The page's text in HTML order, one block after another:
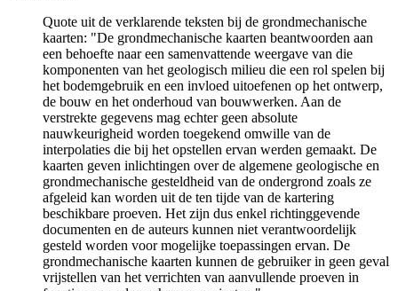
Quote uit de verklarende teksten bij de grondmechanische
kaarten: "De grondmechanische kaarten beantwoorden aan
een behoefte naar een samenvattende weergave van die
komponenten van het geologisch milieu die een rol spelen bij
het bodemgebruik en een invloed uitoefenen op het ontwerp,
de bouw en het onderhoud van bouwwerken. Aan de
verstrekte gegevens mag echter geen absolute
nauwkeurigheid worden toegekend omwille van de
interpolaties die bij het opstellen ervan werden gemaakt. De
kaarten geven inlichtingen over de algemene geologische en
grondmechanische gesteldheid van de ondergrond zoals ze
afgeleid kan worden uit de ten tijde van de kartering
beschikbare proeven. Het zijn dus enkel richtinggevende
documenten en de auteurs kunnen niet verantwoordelijk
gesteld worden voor mogelijke toepassingen ervan. De
grondmechanische kaarten kunnen de gebruiker in geen geval
vrijstellen van het verrichten van aanvullende proeven in